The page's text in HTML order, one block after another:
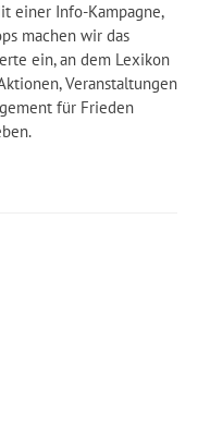
einer Info-Kampagne,
machen wir das
ein, an dem Lexikon
Veranstaltungen
für Frieden